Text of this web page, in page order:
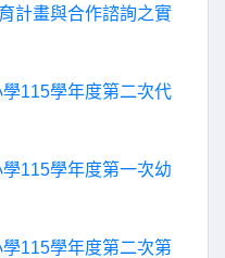
計畫與合作諮詢之實
115學年度第二次代
115學年度第一次幼
115學年度第二次第